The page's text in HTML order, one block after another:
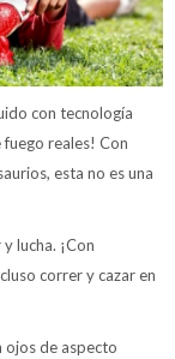
con tecnología
reales! Con
esta no es una
lucha. ¡Con
correr y cazar en
ojos de aspecto